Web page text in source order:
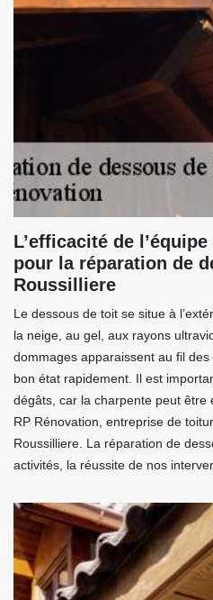
L’efficacité de
pour la réparation de
Roussilliere
Le dessous de toit se situe à
la neige, au gel, aux rayons
dommages apparaissent au fil
bon état rapidement. Il est
dégâts, car la charpente peut être
RP Rénovation, entreprise de
Roussilliere. La réparation de
activités, la réussite de nos